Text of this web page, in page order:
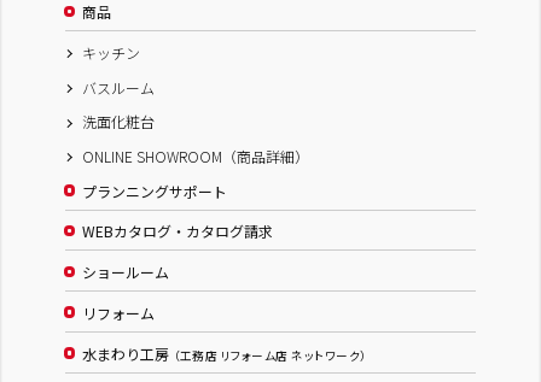
商品
キッチン
バスルーム
洗面化粧台
ONLINE SHOWROOM（商品詳細）
プランニングサポート
WEBカタログ・カタログ請求
ショールーム
リフォーム
水まわり工房 （工務店 リフォーム店 ネットワーク）